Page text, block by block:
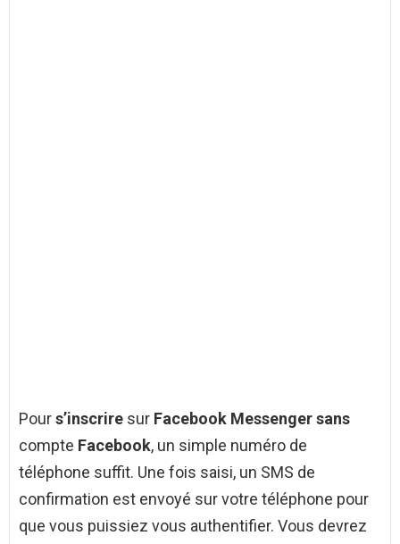
Pours’inscrire sur Facebook Messenger sans
compte Facebook, un simple numéro de
téléphone suffit. Une fois saisi, un SMS de
confirmation est envoyé sur votre téléphone pour
que vous puissiez vous authentifier. Vous devrez